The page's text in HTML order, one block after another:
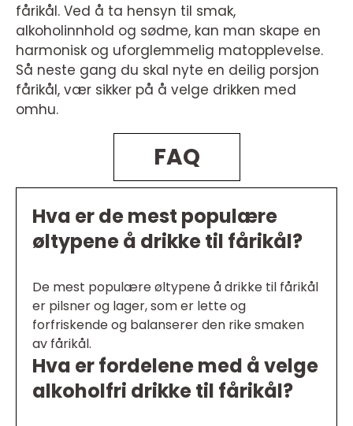
fårikål. Ved å ta hensyn til smak,
alkoholinnhold og sødme, kan man skape en
harmonisk og uforglemmelig matopplevelse.
Så neste gang du skal nyte en deilig porsjon
fårikål, vær sikker på å velge drikken med
omhu.
FAQ
Hva er de mest populære
øltypene å drikke til fårikål?
De mest populære øltypene å drikke til fårikål
er pilsner og lager, som er lette og
forfriskende og balanserer den rike smaken
av fårikål.
Hva er fordelene med å velge
alkoholfri drikke til fårikål?